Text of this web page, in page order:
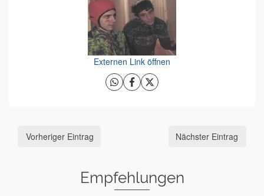
Externen Link öffnen
Vorheriger Eintrag Nächster Eintrag
Empfehlungen